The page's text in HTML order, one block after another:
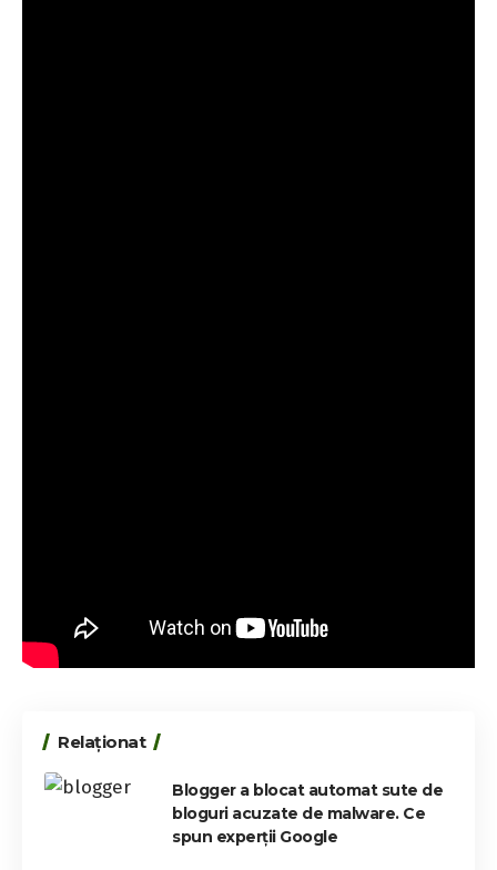
Relaționat
Blogger a blocat automat sute de
bloguri acuzate de malware. Ce
spun experții Google